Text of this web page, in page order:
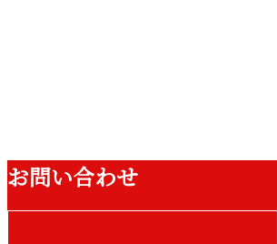
お問い合わせ